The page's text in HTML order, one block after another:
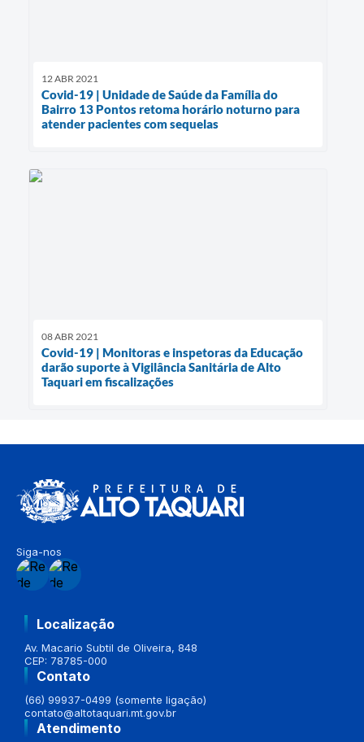
12 ABR 2021
Covid-19 | Unidade de Saúde da Família do
Bairro 13 Pontos retoma horário noturno para
atender pacientes com sequelas
08 ABR 2021
Covid-19 | Monitoras e inspetoras da Educação
darão suporte à Vigilância Sanitária de Alto
Taquari em fiscalizações
Siga-nos
Localização
Av. Macario Subtil de Oliveira, 848
CEP: 78785-000
Contato
(66) 99937-0499 (somente ligação)
contato@altotaquari.mt.gov.br
Atendimento